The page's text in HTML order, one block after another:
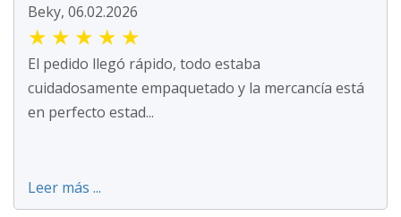
Beky, 06.02.2026
★ ★ ★ ★ ★
El pedido llegó rápido, todo estaba
cuidadosamente empaquetado y la mercancía está
en perfecto estad...
Leer más ...